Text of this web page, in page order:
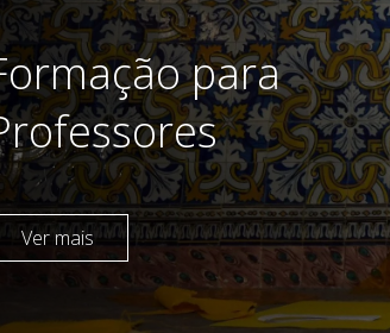
para
Ver mais